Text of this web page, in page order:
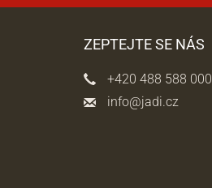
ZEPTEJTE SE NÁS
+420 488 588 000
info@jadi.cz